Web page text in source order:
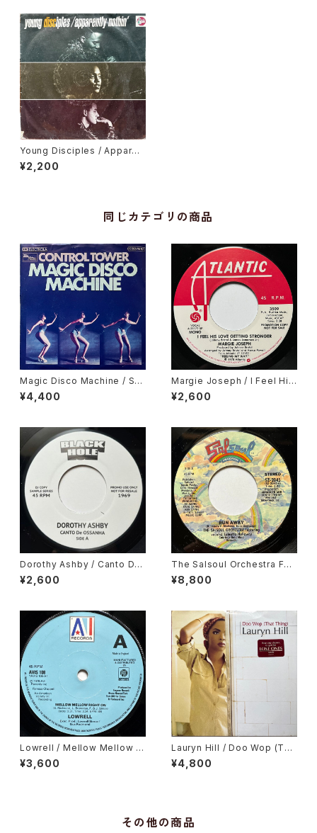
Young Disciples / Apparen
tly Nothin'
¥2,200
同じカテゴリの商品
Magic Disco Machine / Scr
atchin'
¥4,400
Margie Joseph / I Feel His
Love Getting Stronger
¥2,600
Dorothy Ashby / Canto De
Ossanha, Cause I Need It
¥2,600
The Salsoul Orchestra Fea
turing Vocalist Loleatta Ho
lloway / Run Away
¥8,800
Lowrell / Mellow Mellow Ri
ght On
¥3,600
Lauryn Hill / Doo Wop (Tha
t Thing)
¥4,800
その他の商品